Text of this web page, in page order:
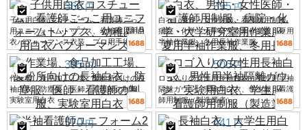
366 円
子供用白衣コスチューム、看護師ごっこ
用ユニフォームトップス、幼稚園児用白
衣パフォーマンス衣装、プロ用手術着
395 円
白衣、男性・女性医師・看護師用制服、
病院・化学・大学研究室用作業服、夏用
半袖作業服、冬用長袖作業服
395 円
作業場、食品加工工場、製粉所向けの長
袖白衣、防塵服、医師・看護師の制服、
実験室用白衣
506 円
ロゴ入りの女性用長袖白衣、男性用半袖
隔離ガウン、実験用白衣、学生服、看護
師用制服（製造業者）。
570 円 441 円